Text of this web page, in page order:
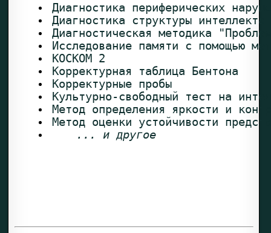
Диагностика периферических
Диагностика структуры
Диагностическая методика
Исследование памяти с помощью
КОСКОМ 2
Корректурная таблица Бентона
Корректурные пробы
Культурно-свободный тест на
Метод определения яркости и
Метод оценки устойчивости
... и другое